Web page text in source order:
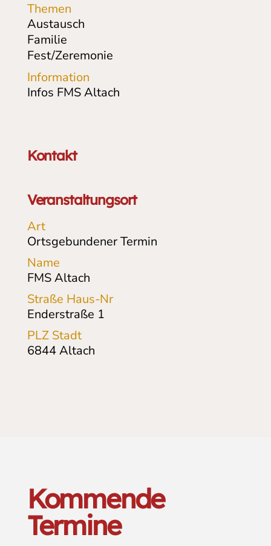
Themen
Austausch
Familie
Fest/Zeremonie
Information
Infos FMS Altach
Kontakt
Veranstaltungsort
Art
Ortsgebundener Termin
Name
FMS Altach
Straße Haus-Nr
Enderstraße 1
PLZ Stadt
6844Altach
Kommende
Termine